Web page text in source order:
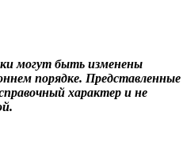
могут быть изменены
порядке. Представленные
характер и не